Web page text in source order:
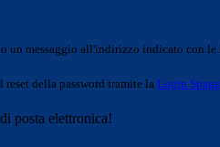
un messaggio all'indirizzo indicato con le
della password tramite la Login
posta elettronica!